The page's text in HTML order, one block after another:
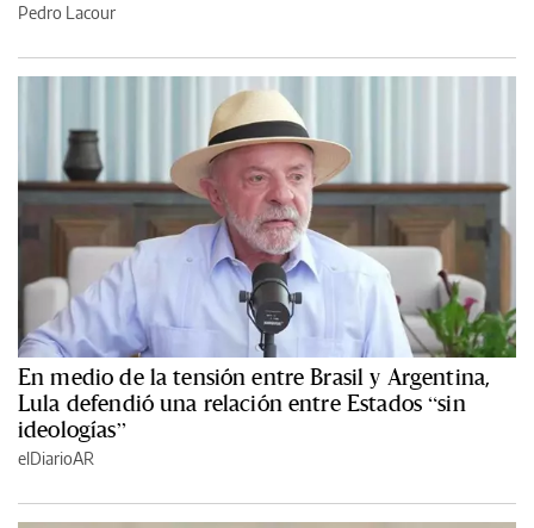
Pedro Lacour
En medio de la tensión entre Brasil y Argentina,
Lula defendió una relación entre Estados “sin
ideologías”
elDiarioAR